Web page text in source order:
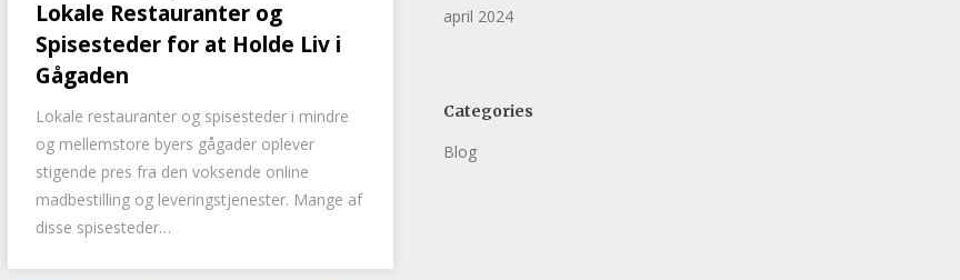
Lokale Restauranter og
Spisesteder for at Holde Liv i
Gågaden
Lokale restauranter og spisesteder i mindre
og mellemstore byers gågader oplever
stigende pres fra den voksende online
madbestilling og leveringstjenester. Mange af
disse spisesteder…
april 2024
Categories
Blog